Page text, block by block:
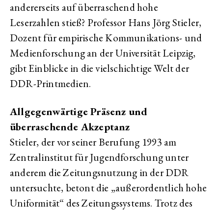
andererseits auf überraschend hohe
Leserzahlen stieß? Professor Hans Jörg Stieler,
Dozent für empirische Kommunikations- und
Medienforschung an der Universität Leipzig,
gibt Einblicke in die vielschichtige Welt der
DDR-Printmedien.
Allgegenwärtige Präsenz und
überraschende Akzeptanz
Stieler, der vor seiner Berufung 1993 am
Zentralinstitut für Jugendforschung unter
anderem die Zeitungsnutzung in der DDR
untersuchte, betont die „außerordentlich hohe
Uniformität“ des Zeitungssystems. Trotz des